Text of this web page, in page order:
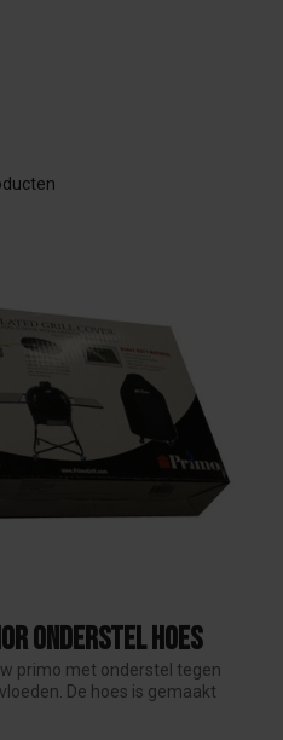
onderstel hoes
primo met onderstel tegen
De hoes is gemaakt